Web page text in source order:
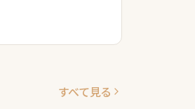
すべて見る